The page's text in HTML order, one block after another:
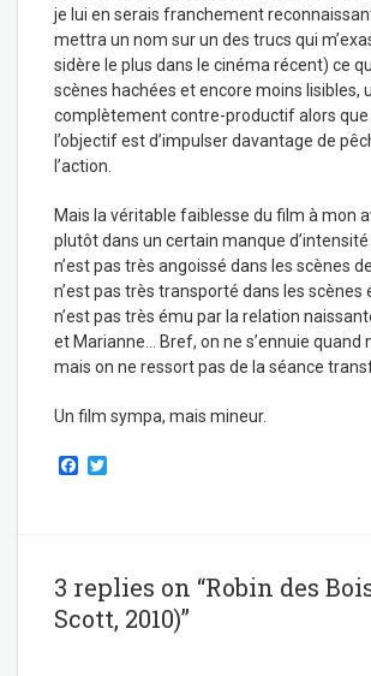
je lui en serais franchement reconnaissant
mettra un nom sur un des trucs qui
sidère le plus dans le cinéma récent) ce
scènes hachées et encore moins lisibles,
complètement contre-productif alors que
l’objectif est d’impulser davantage de
l’action.
Mais la véritable faiblesse du film à mon
plutôt dans un certain manque d’intensité
n’est pas très angoissé dans les scènes
n’est pas très transporté dans les scènes
n’est pas très ému par la relation
et Marianne… Bref, on ne s’ennuie quand
mais on ne ressort pas de la séance
Un film sympa, mais mineur.
F
o
k
r
3 replies on “Robin des
Scott, 2010)”